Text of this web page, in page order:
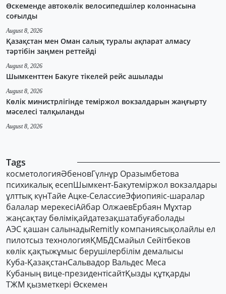
Өскеменде автокөлік велосипедшілер колоннасына
соғылды
August 8, 2026
Қазақстан мен Оман салық туралы ақпарат алмасу
тәртібін заңмен реттейді
August 8, 2026
Шымкенттен Бакуге тікелей рейс ашылады
August 8, 2026
Көлік министрлігінде теміржол вокзалдарын жаңғырту
мәселесі талқыланды
August 8, 2026
Tags
косметологияӘбеновГүлнұр Оразымбетова
психикалық есепШымкент-Бакутеміржол вокзалдары
ұлттық күнТайе Ацке-СелассиеЭфиопияіс-шаралар
балалар мерекесіАйбар ОлжаевЕрбаян Мұхтар
жаңсақтау бөліміқайдатезақшатабуғаболады
АЭС қашан салынадыRemitly компаниясықолайлы ел
пилотсыз технологияҚМБДСмайыл Сейітбеков
көлік қақтыжұмыс берушілербілім демалысы
Куба-ҚазақстанСальвадор Вальдес Меса
Кубаның вице-президентісайтҚызды құтқарды
ТЖМ қызметкері Өскемен